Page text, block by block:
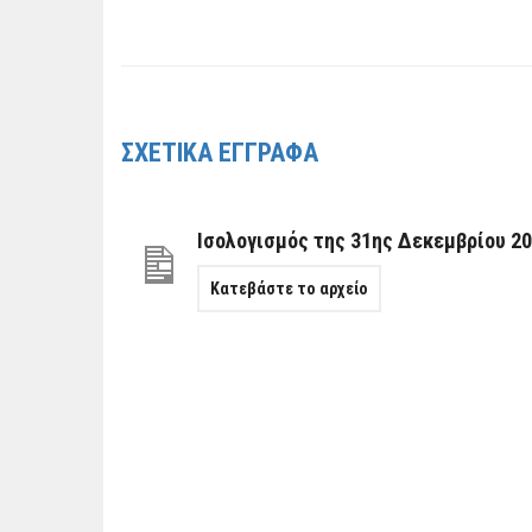
ΣΧΕΤΙΚΑ ΕΓΓΡΑΦΑ
Ισολογισμός της 31ης Δεκεμβρίου
Κατεβάστε το αρχείο